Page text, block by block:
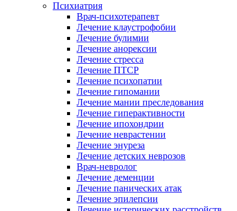
Психиатрия
Врач-психотерапевт
Лечение клаустрофобии
Лечение булимии
Лечение анорексии
Лечение стресса
Лечение ПТСР
Лечение психопатии
Лечение гипомании
Лечение мании преследования
Лечение гиперактивности
Лечение ипохондрии
Лечение неврастении
Лечение энуреза
Лечение детских неврозов
Врач-невролог
Лечение деменции
Лечение панических атак
Лечение эпилепсии